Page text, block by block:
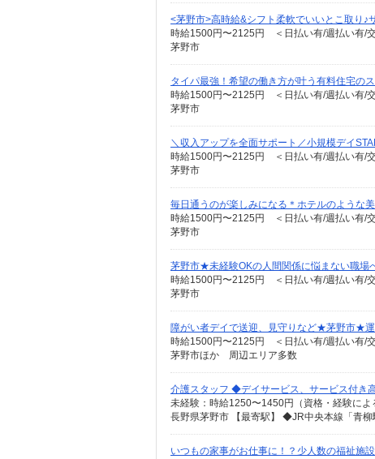
<茅野市>高時給&シフト柔軟でいいとこ取り♪
時給1500円〜2125円 ＜日払い有/週払い有/
茅野市
タイパ最強！希望の働き方が叶う有料住宅の
時給1500円〜2125円 ＜日払い有/週払い有/
茅野市
＼収入アップを全面サポート／小規模デイ
時給1500円〜2125円 ＜日払い有/週払い有/
茅野市
毎日通うのが楽しみになる＊ホテルのような
時給1500円〜2125円 ＜日払い有/週払い有/
茅野市
茅野市★未経験OKの人間関係に悩まない職場
時給1500円〜2125円 ＜日払い有/週払い有/
茅野市
障がい者デイで送迎、見守りなど★茅野市★
時給1500円〜2125円 ＜日払い有/週払い有/
茅野市ほか 周辺エリア多数
介護スタッフ ◆デイサービス、サービス付き
長野県茅野市 【最寄駅】 ◆JR中央本線「青
いつもの家事がお仕事に！？少人数の福祉施